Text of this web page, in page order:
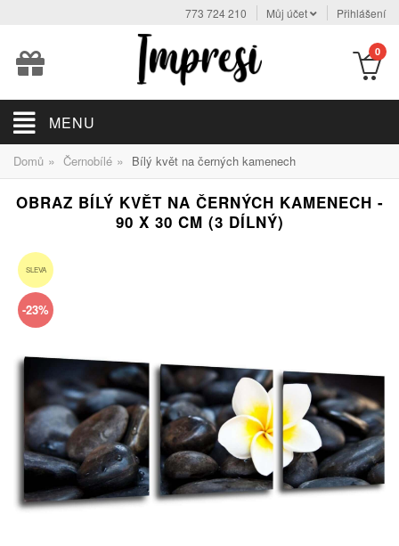
773 724 210 Můj účet Přihlášení
0
MENU
Domů » Černobílé » Bílý květ na černých kamenech
OBRAZ BÍLÝ KVĚT NA ČERNÝCH KAMENECH -
90 X 30 CM (3 DÍLNÝ)
SLEVA
-23%